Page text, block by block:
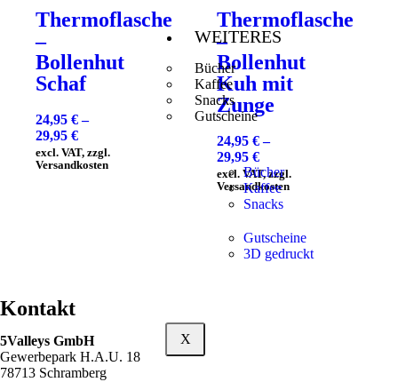
WEITERES
Bücher
Kaffee
Snacks
Gutscheine
Bücher
Kaffee
Snacks
Gutscheine
3D gedruckt
X
Thermoflasche
–
Bollenhut
Schaf
24,95 €–
29,95 €
excl. VAT, zzgl.
Versandkosten
Thermoflasche
–
Bollenhut
Kuh mit
Zunge
24,95 €–
29,95 €
excl. VAT, zzgl.
Versandkosten
Kontakt
5Valleys GmbH
Gewerbepark H.A.U. 18
78713 Schramberg